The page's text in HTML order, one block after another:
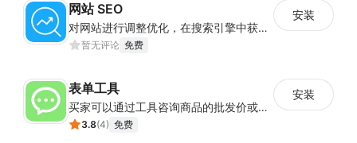
网站 SEO
对网站进行调整优化，在搜索引擎中获得更多的展现量
暂无评论 免费
安装
表单工具
买家可以通过工具咨询商品的批发价或合作事宜
3.8(4) 免费
安装